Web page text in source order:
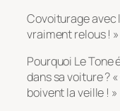
Covoiturage avec
vraiment relous ! »
Pourquoi Le Tone
dans sa voiture ?
boivent la veille ! »